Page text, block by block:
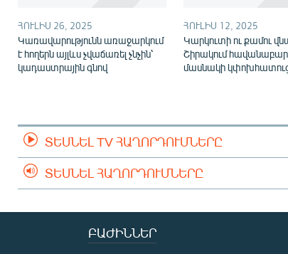
ՀՈՒԼԻՍ 26, 2025
Կառավարությունն առաջարկում
է հողերն այլևս չվաճառել չնչին՝
կադաստրային գնով
ՀՈՒԼԻՍ 12, 2025
Կարկուտի ու քամու
Շիրակում հավանաբար
մասնակի
ՏԵՍՆԵԼ TV ՀԱՂՈՐԴՈՒՄՆԵՐԸ
ՏԵՍՆԵԼ ՀԱՂՈՐԴՈՒՄՆԵՐԸ
ԲԱԺԻՆՆԵՐ